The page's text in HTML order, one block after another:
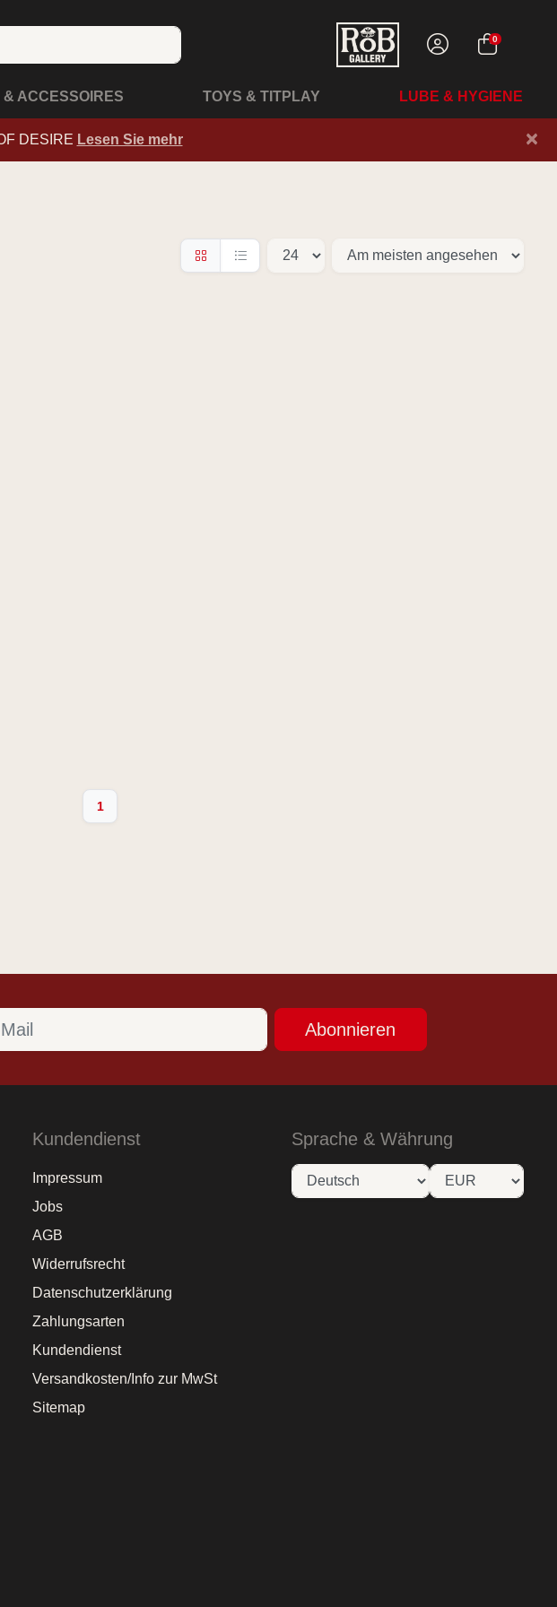
0
& ACCESSOIRES TOYS & TITPLAY LUBE & HYGIENE
DESIRE Lesen Sie mehr ×
1
Abonnieren
Kundendienst
Impressum
Jobs
AGB
Widerrufsrecht
Datenschutzerklärung
Zahlungsarten
Kundendienst
Versandkosten/Info zur MwSt
Sitemap
Sprache & Währung